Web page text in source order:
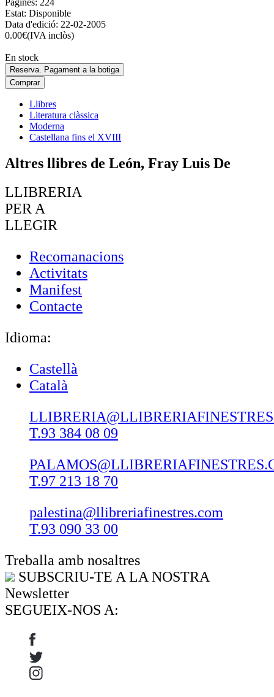
Estat: Disponible
Data d'edició: 22-02-2005
0.00€(IVA inclòs)
En stock
Reserva. Pagament a la botiga
Comprar
Llibres
Literatura clàssica
Moderna
Castellana fins el XVIII
Altres llibres de León, Fray Luis De
LLIBRERIA
PER A
LLEGIR
Recomanacions
Activitats
Manifest
Contacte
Idioma:
Castellà
Català
T.93 384 08 09
T.97 213 18 70
palestina@llibreriafinestres.com
T.93 090 33 00
Treballa amb nosaltres
SUBSCRIU-TE A LA NOSTRA
Newsletter
SEGUEIX-NOS A: